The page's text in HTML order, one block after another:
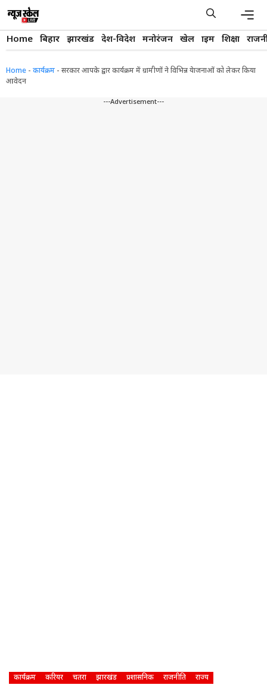
content
Home बिहार झारखंड देश-विदेश मनोरंजन खेल क्राइम शिक्षा
Home - कार्यक्रम - सरकार आपके द्वार कार्यक्रम में ग्रामीणों ने विभिन्न येाजनाओं को लेकर किया
आवेदन
---Advertisement---
कार्यक्रम करियर चतरा झारखंड प्रशासनिक राजनीति राज्य